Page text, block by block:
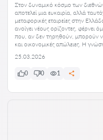
Στον δυναμικό κόσμο των
αποτελεί μια ευκαιρία, αλλά
μεταφορικές εταιρείες στην
ανοίγει νέους ορίζοντες, φέρνει
που, αν δεν τηρηθούν, μπορούν
και οικονομικές απώλειες. Η
25.03.2026
0 0 1